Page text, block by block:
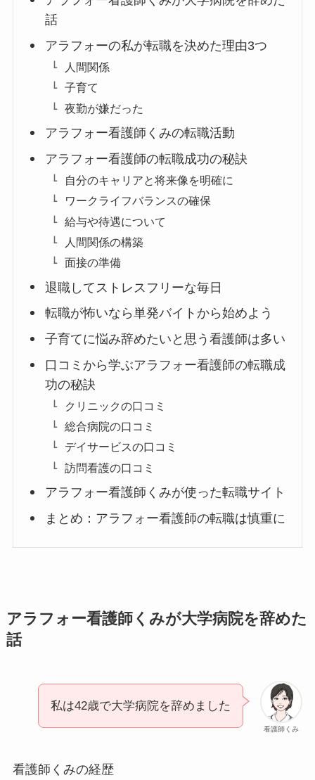
話
アラフォーの私が転職を決めた理由3つ
人間関係
子育て
夜勤が嫌だった
アラフォー看護師くみの転職活動
アラフォー看護師の転職成功の秘訣
自分のキャリアと将来像を明確に
ワークライフバランスの確保
給与や待遇について
人間関係の構築
面接の準備
退職してストレスフリーな毎日
転職が怖いなら単発バイトから始めよう
子育てに悩み辞めたいと思う看護師は多い
口コミから学ぶアラフォー看護師の転職成
功の秘訣
クリニックの口コミ
総合病院の口コミ
デイサービスの口コミ
訪問看護の口コミ
アラフォー看護師くみが使った転職サイト
まとめ：アラフォー看護師の転職は慎重に
アラフォー看護師くみが大学病院を辞めた
話
看護師くみ
私は42歳で大学病院を辞めました
看護師くみの経歴